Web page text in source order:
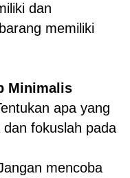
dan
memiliki
Minimalis
apa yang
fokuslah pada
mencoba